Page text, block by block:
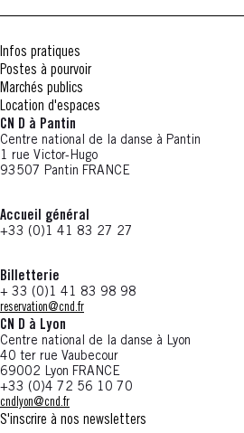
Infos pratiques
Postes à pourvoir
Marchés publics
Location d'espaces
CN D à Pantin
Centre national de la danse à Pantin
1 rue Victor-Hugo
93507 Pantin FRANCE
Accueil général
+33 (0)1 41 83 27 27
Billetterie
+ 33 (0)1 41 83 98 98
reservation@cnd.fr
CN D à Lyon
Centre national de la danse à Lyon
40 ter rue Vaubecour
69002 Lyon FRANCE
+33 (0)4 72 56 10 70
cndlyon@cnd.fr
S'inscrire à nos newsletters